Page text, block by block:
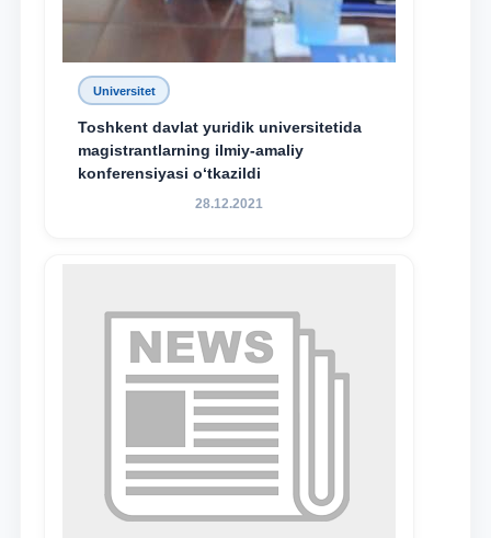
Universitet
Toshkent davlat yuridik universitetida
magistrantlarning ilmiy-amaliy
konferensiyasi o‘tkazildi
28.12.2021